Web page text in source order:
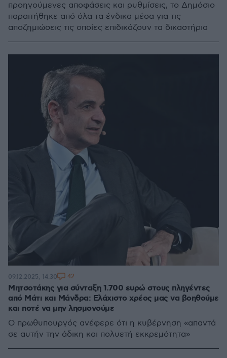
προηγούμενες αποφάσεις και ρυθμίσεις, το Δημόσιο
παραιτήθηκε από όλα τα ένδικα μέσα για τις
αποζημιώσεις τις οποίες επιδικάζουν τα δικαστήρια
Μητσοτάκης για σύνταξη 1.700 ευρώ στους πληγέντες
από Μάτι και Μάνδρα: Ελάχιστο χρέος μας να βοηθούμε
και ποτέ να μην λησμονούμε
Ο πρωθυπουργός ανέφερε ότι η κυβέρνηση «απαντά
σε αυτήν την άδικη και πολυετή εκκρεμότητα»
09.12.2025, 14:30 42